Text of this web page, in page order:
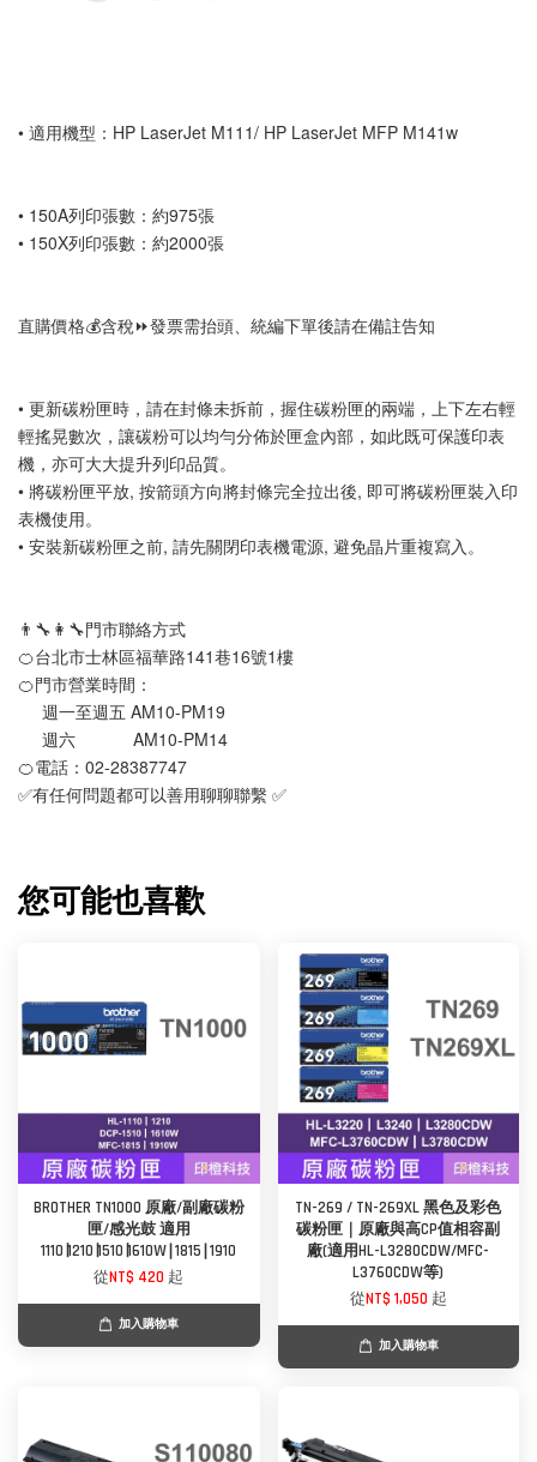
• 適用機型：HP LaserJet M111/ HP LaserJet MFP M141w
• 150A列印張數：約975張
• 150X列印張數：約2000張
直購價格💰含稅⏩️發票需抬頭、統編下單後請在備註告知
• 更新碳粉匣時，請在封條未拆前，握住碳粉匣的兩端，上下左右輕
輕搖晃數次，讓碳粉可以均勻分佈於匣盒內部，如此既可保護印表
機，亦可大大提升列印品質。
• 將碳粉匣平放, 按箭頭方向將封條完全拉出後, 即可將碳粉匣裝入印
表機使用。
• 安裝新碳粉匣之前, 請先關閉印表機電源, 避免晶片重複寫入。
👨‍🔧👩‍🔧門市聯絡方式
🍊台北市士林區福華路141巷16號1樓
🍊門市營業時間：
週一至週五 AM10-PM19
週六            AM10-PM14
🍊電話：02-28387747
✅有任何問題都可以善用聊聊聯繫 ✅
您可能也喜歡
BROTHER TN1000 原廠/副廠碳粉
匣/感光鼓 適用
1110∣1210∣1510∣1610W∣1815∣1910
從NT$ 420 起
加入購物車
TN-269 / TN-269XL 黑色及彩色
碳粉匣｜原廠與高CP值相容副
廠(適用HL-L3280CDW/MFC-
L3760CDW等)
從NT$ 1,050 起
加入購物車